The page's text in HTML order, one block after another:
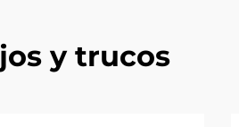
y trucos